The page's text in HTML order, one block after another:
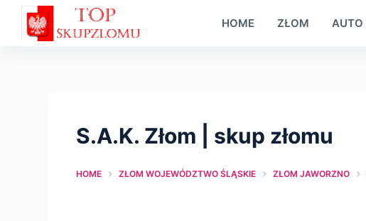
HOME ZŁOM AUTO
S.A.K. Złom | skup złomu
HOME ZŁOM WOJEWÓDZTWO ŚLĄSKIE ZŁOM JAWORZNO